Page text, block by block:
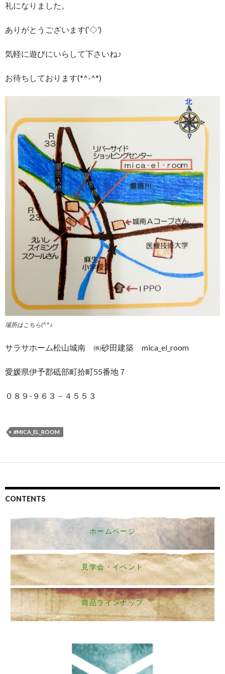
礼になりました。
ありがとうございます(‘◇’)ゞ
気軽に遊びにいらして下さいね♪
お待ちしております(*^-^*)
場所はこちら(^^♪
サラサホーム松山城南 ㈱砂田建築 mica_el_room
愛媛県伊予郡砥部町拾町55番地７
０８９-９６３－４５５３
#MICA_EL_ROOM
CONTENTS
ホームページ
見学会・イベント
商品ラインナップ